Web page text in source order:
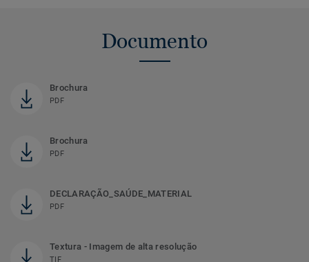
Documento
Brochura
PDF
Brochura
PDF
DECLARAÇÃO_SAÚDE_MATERIAL
PDF
Textura - Imagem de alta resolução
TIF